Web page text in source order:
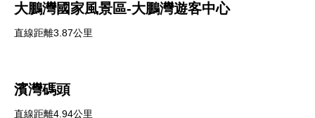
大鵬灣國家風景區-大鵬灣遊客中心
直線距離3.87公里
濱灣碼頭
直線距離4.94公里